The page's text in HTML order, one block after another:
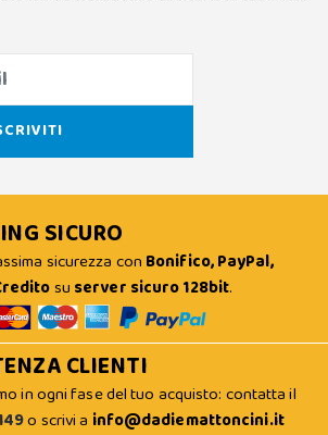
SICURO
sicurezza con Bonifico, PayPal,
su server sicuro 128bit.
CLIENTI
in ogni fase del tuo acquisto: contatta il
o scrivi a info@dadiemattoncini.it